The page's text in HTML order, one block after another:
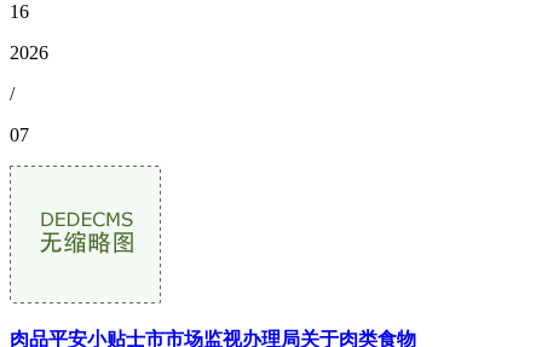
16
2026
/
07
肉品平安小贴士市市场监视办理局关于肉类食物